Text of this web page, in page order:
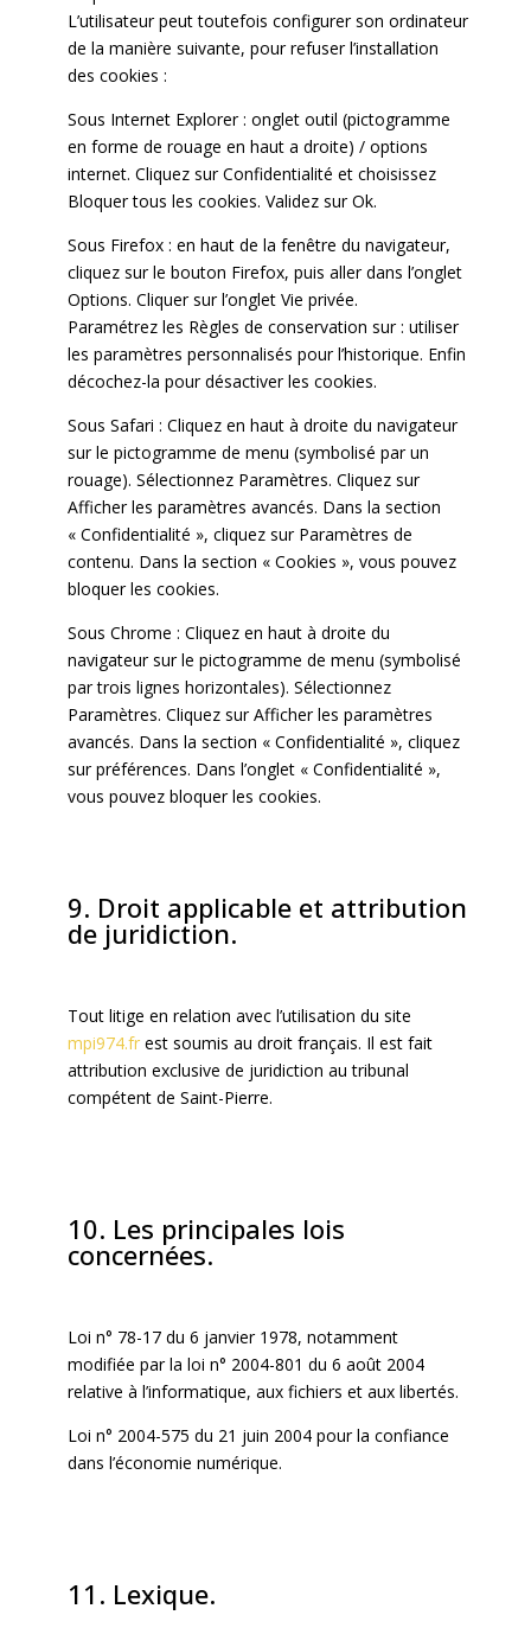
L’utilisateur peut toutefois configurer son ordinateur
de la manière suivante, pour refuser l’installation
des cookies :
Sous Internet Explorer : onglet outil (pictogramme
en forme de rouage en haut a droite) / options
internet. Cliquez sur Confidentialité et choisissez
Bloquer tous les cookies. Validez sur Ok.
Sous Firefox : en haut de la fenêtre du navigateur,
cliquez sur le bouton Firefox, puis aller dans l’onglet
Options. Cliquer sur l’onglet Vie privée.
Paramétrez les Règles de conservation sur : utiliser
les paramètres personnalisés pour l’historique. Enfin
décochez-la pour désactiver les cookies.
Sous Safari : Cliquez en haut à droite du navigateur
sur le pictogramme de menu (symbolisé par un
rouage). Sélectionnez Paramètres. Cliquez sur
Afficher les paramètres avancés. Dans la section
« Confidentialité », cliquez sur Paramètres de
contenu. Dans la section « Cookies », vous pouvez
bloquer les cookies.
Sous Chrome : Cliquez en haut à droite du
navigateur sur le pictogramme de menu (symbolisé
par trois lignes horizontales). Sélectionnez
Paramètres. Cliquez sur Afficher les paramètres
avancés. Dans la section « Confidentialité », cliquez
sur préférences. Dans l’onglet « Confidentialité »,
vous pouvez bloquer les cookies.
9. Droit applicable et attribution
de juridiction.
Tout litige en relation avec l’utilisation du site
mpi974.fr est soumis au droit français. Il est fait
attribution exclusive de juridiction au tribunal
compétent de Saint-Pierre.
10. Les principales lois
concernées.
Loi n° 78-17 du 6 janvier 1978, notamment
modifiée par la loi n° 2004-801 du 6 août 2004
relative à l’informatique, aux fichiers et aux libertés.
Loi n° 2004-575 du 21 juin 2004 pour la confiance
dans l’économie numérique.
11. Lexique.